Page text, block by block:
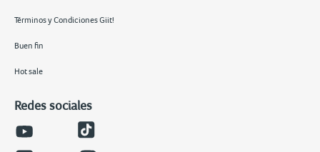
Términos y Condiciones Giit!
Buen fin
Hot sale
Redes sociales